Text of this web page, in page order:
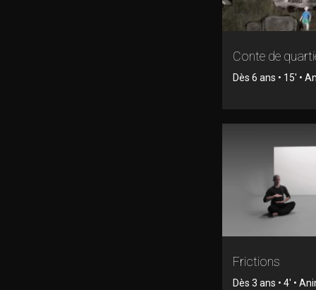
Conte de
Dès 6 ans • 15' •
Frictions
Dès 3 ans • 4' •